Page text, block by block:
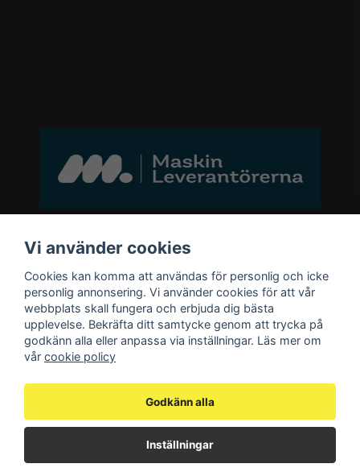
Bli medlem i vårt nyhetsbrev
email
Mejladress Skicka
Bli medlem i vårt nyhetsbrev och ta del
av våra nyheter och erbjudande.
Vi använder cookies
Cookies kan komma att användas för personlig och icke
personlig annonsering. Vi använder cookies för att vår
webbplats skall fungera och erbjuda dig bästa
upplevelse. Bekräfta ditt samtycke genom att trycka på
godkänn alla eller anpassa via inställningar. Läs mer om
vår cookie policy
Godkänn alla
Inställningar